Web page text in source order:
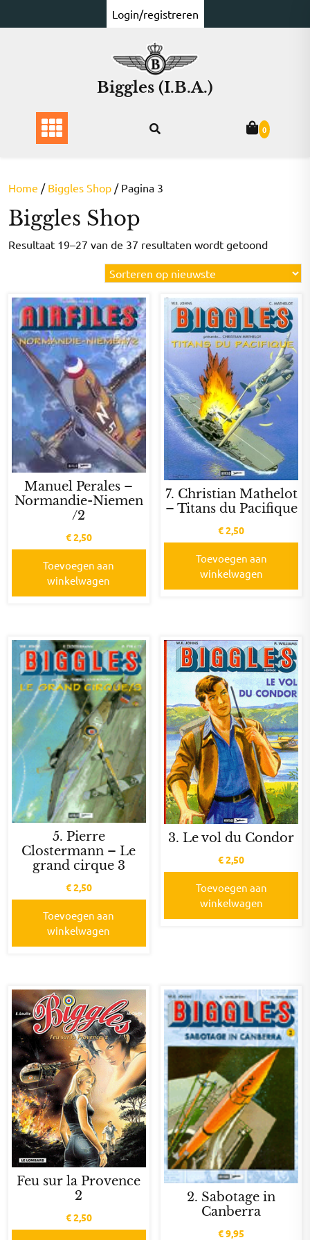
naar
Login/registreren
Biggles (I.B.A.)
0
Home / Biggles Shop / Pagina 3
Biggles Shop
Resultaat 19–27 van de 37 resultaten wordt getoond
op
Manuel Perales –
Normandie-Niemen
/2
€2,50
Toevoegen aan
winkelwagen
7. Christian Mathelot
– Titans du Pacifique
€2,50
Toevoegen aan
winkelwagen
5. Pierre
Clostermann – Le
grand cirque 3
€2,50
Toevoegen aan
winkelwagen
3. Le vol du Condor
€2,50
Toevoegen aan
winkelwagen
Feu sur la Provence
2
€2,50
2. Sabotage in
Canberra
€9,95